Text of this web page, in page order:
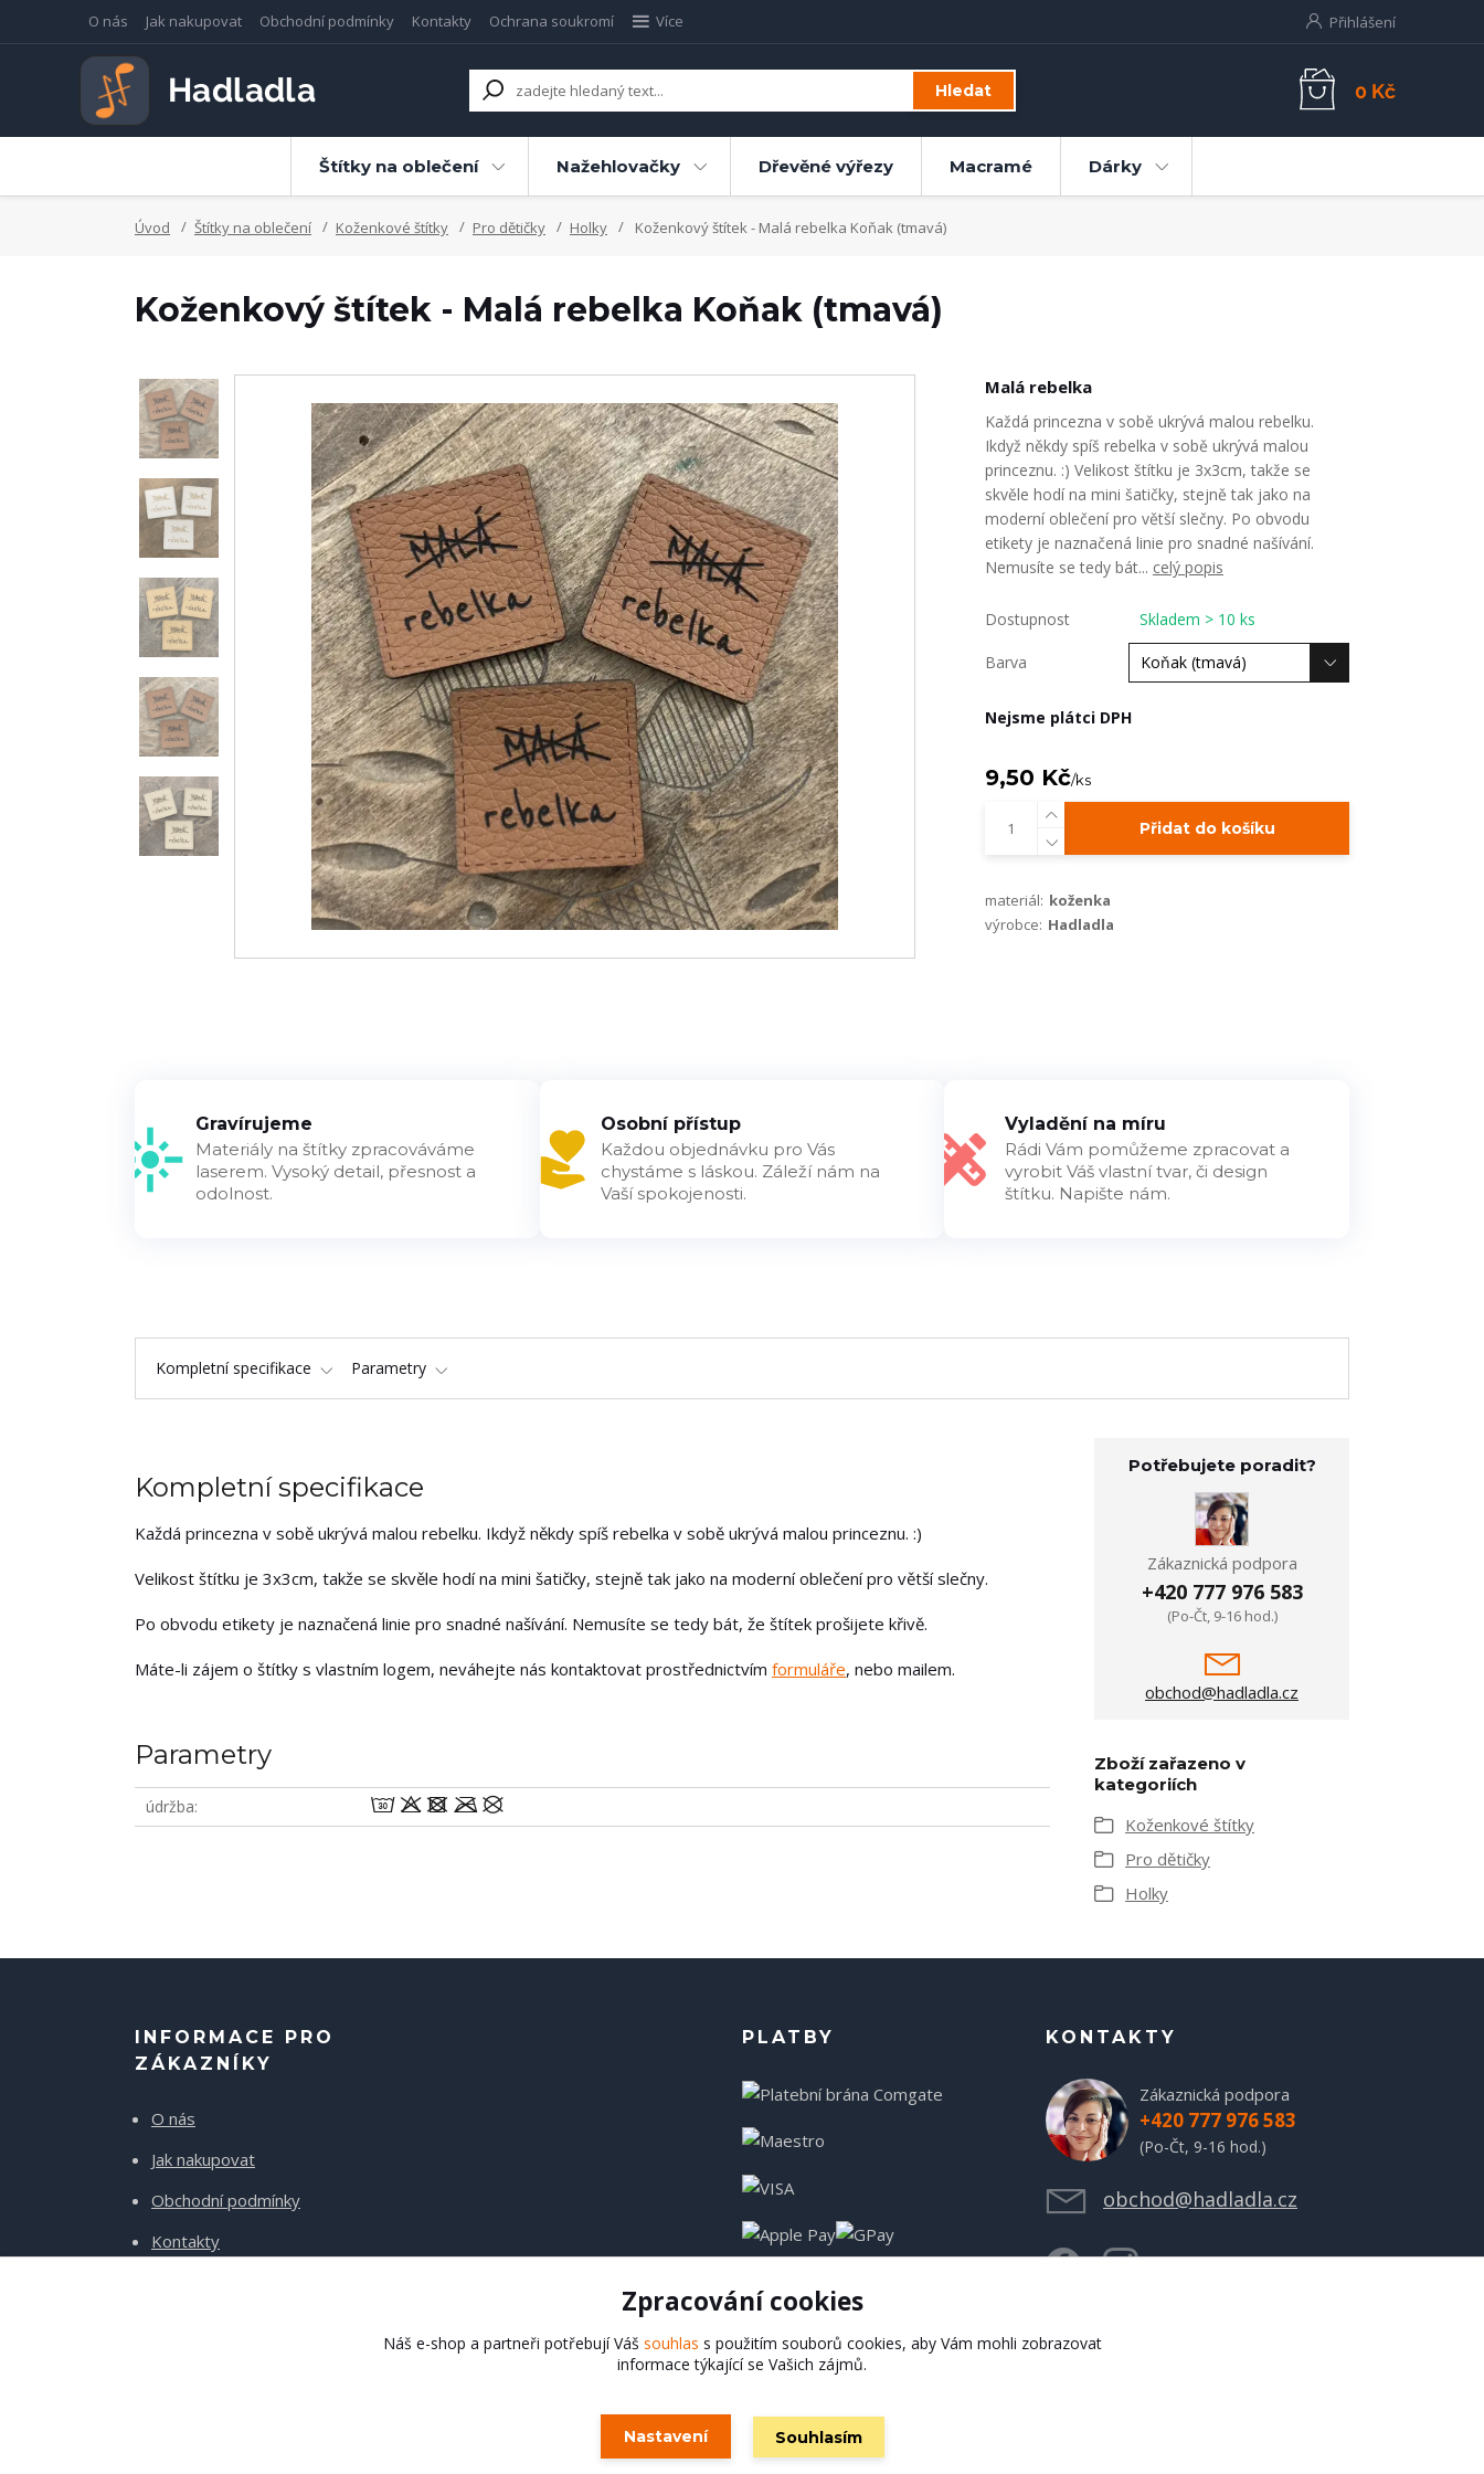
O nás Jak nakupovat Obchodní podmínky Kontakty Ochrana soukromí Více Přihlášení
Hledat 0 Kč
Štítky na oblečení Nažehlovačky Dřevěné výřezy Macramé Dárky
Úvod Štítky na oblečení Koženkové štítky Pro dětičky Holky Koženkový štítek - Malá rebelka Koňak (tmavá)
Koženkový štítek - Malá rebelka Koňak (tmavá)
Malá rebelka
Každá princezna v sobě ukrývá malou rebelku.
Ikdyž někdy spíš rebelka v sobě ukrývá malou
princeznu. :) Velikost štítku je 3x3cm, takže se
skvěle hodí na mini šatičky, stejně tak jako na
moderní oblečení pro větší slečny. Po obvodu
etikety je naznačená linie pro snadné našívání.
Nemusíte se tedy bát... celý popis
Dostupnost Skladem > 10 ks
Barva
Nejsme plátci DPH
9,50 Kč/ks
Přidat do košíku
materiál: koženka
výrobce: Hadladla
Gravírujeme
Materiály na štítky zpracováváme
laserem. Vysoký detail, přesnost a
odolnost.
Osobní přístup
Každou objednávku pro Vás
chystáme s láskou. Záleží nám na
Vaší spokojenosti.
Vyladění na míru
Rádi Vám pomůžeme zpracovat a
vyrobit Váš vlastní tvar, či design
štítku. Napište nám.
Kompletní specifikace Parametry
Kompletní specifikace
Každá princezna v sobě ukrývá malou rebelku. Ikdyž někdy spíš rebelka v sobě ukrývá malou princeznu. :)
Velikost štítku je 3x3cm, takže se skvěle hodí na mini šatičky, stejně tak jako na moderní oblečení pro větší slečny.
Po obvodu etikety je naznačená linie pro snadné našívání. Nemusíte se tedy bát, že štítek prošijete křivě.
Máte-li zájem o štítky s vlastním logem, neváhejte nás kontaktovat prostřednictvím formuláře, nebo mailem.
Parametry
údržba wodmU
Potřebujete poradit?
Zákaznická podpora
+420 777 976 583
(Po-Čt, 9-16 hod.)
obchod@hadladla.cz
Zboží zařazeno v
kategoriích
Koženkové štítky
Pro dětičky
Holky
INFORMACE PRO
ZÁKAZNÍKY
O nás
Jak nakupovat
Obchodní podmínky
Kontakty
PLATBY KONTAKTY
Zákaznická podpora
+420 777 976 583
(Po-Čt, 9-16 hod.)
obchod@hadladla.cz
Hadladla.cz
Zpracování cookies
Náš e-shop a partneři potřebují Váš souhlas s použitím souborů cookies, aby Vám mohli zobrazovat
informace týkající se Vašich zájmů.
Nastavení Souhlasím